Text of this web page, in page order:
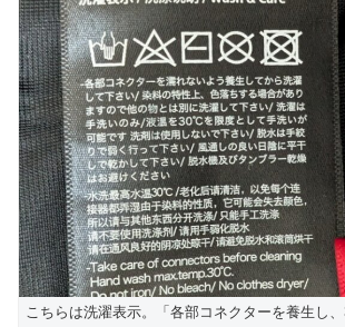
こちらは洗濯表示。「各部コネクターを養生し